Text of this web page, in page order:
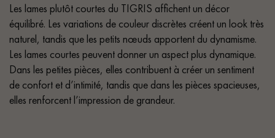
Les lames plutôt courtes du TIGRIS affichent un décor
équilibré. Les variations de couleur discrètes créent un look très
naturel, tandis que les petits nœuds apportent du dynamisme.
Les lames courtes peuvent donner un aspect plus dynamique.
Dans les petites pièces, elles contribuent à créer un sentiment
de confort et d’intimité, tandis que dans les pièces spacieuses,
elles renforcent l’impression de grandeur.